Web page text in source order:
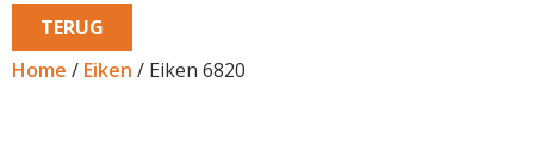
TERUG
Home / Eiken / Eiken 6820